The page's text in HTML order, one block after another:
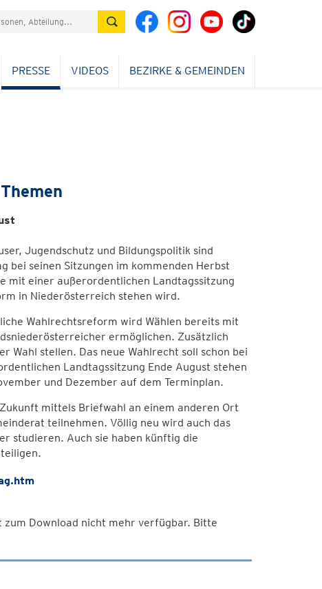
PRESSE VIDEOS BEZIRKE & GEMEINDEN
Jugendschutz und Bildungspolitik sind
bei seinen Sitzungen im kommenden Herbst
mit einer außerordentlichen Landtagssitzung
in Niederösterreich stehen wird.
Wahlrechtsreform wird Wählen bereits mit
ermöglichen. Zusätzlich
Wahl stellen. Das neue Wahlrecht soll schon bei
Landtagssitzung Ende August stehen
und Dezember auf dem Terminplan.
mittels Briefwahl an einem anderen Ort
teilnehmen. Völlig neu wird auch das
studieren. Auch sie haben künftig die
Download nicht mehr verfügbar. Bitte